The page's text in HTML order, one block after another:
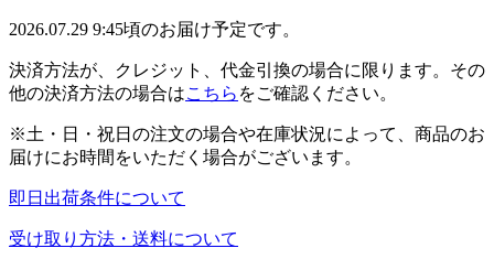
2026.07.29 9:45頃のお届け予定です。
決済方法が、クレジット、代金引換の場合に限ります。その
他の決済方法の場合はこちら をご確認ください。
※土・日・祝日の注文の場合や在庫状況によって、商品のお
届けにお時間をいただく場合がございます。
即日出荷条件について
受け取り方法・送料について